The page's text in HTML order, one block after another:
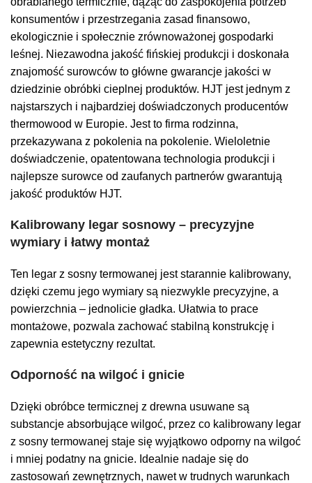
konsumentów i przestrzegania zasad finansowo,
ekologicznie i społecznie zrównoważonej gospodarki
leśnej. Niezawodna jakość fińskiej produkcji i doskonała
znajomość surowców to główne gwarancje jakości w
dziedzinie obróbki cieplnej produktów. HJT jest jednym z
najstarszych i najbardziej doświadczonych producentów
thermowood w Europie. Jest to firma rodzinna,
przekazywana z pokolenia na pokolenie. Wieloletnie
doświadczenie, opatentowana technologia produkcji i
najlepsze surowce od zaufanych partnerów gwarantują
jakość produktów HJT.
Kalibrowany legar sosnowy – precyzyjne
wymiary i łatwy montaż
Ten legar z sosny termowanej jest starannie kalibrowany,
dzięki czemu jego wymiary są niezwykle precyzyjne, a
powierzchnia – jednolicie gładka. Ułatwia to prace
montażowe, pozwala zachować stabilną konstrukcję i
zapewnia estetyczny rezultat.
Odporność na wilgoć i gnicie
Dzięki obróbce termicznej z drewna usuwane są
substancje absorbujące wilgoć, przez co kalibrowany legar
z sosny termowanej staje się wyjątkowo odporny na wilgoć
i mniej podatny na gnicie. Idealnie nadaje się do
zastosowań zewnętrznych, nawet w trudnych warunkach